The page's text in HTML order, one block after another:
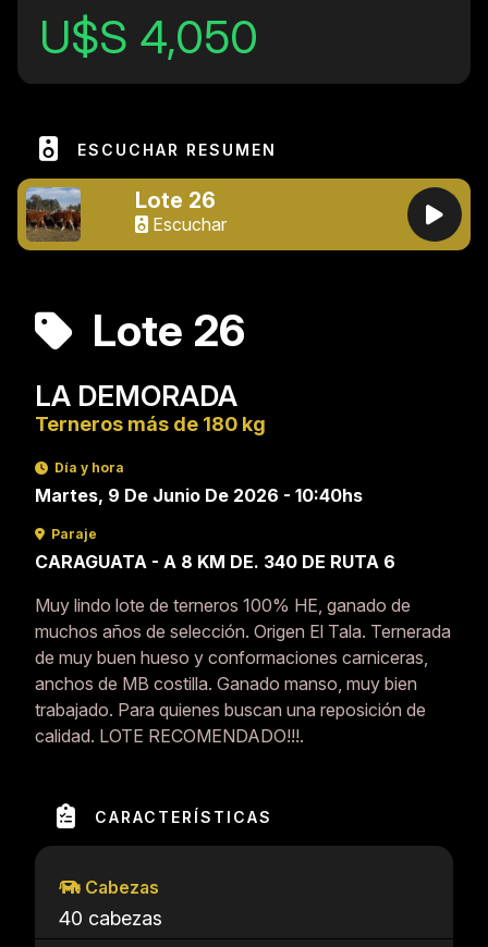
U$S 4,050
ESCUCHAR RESUMEN
Lote 26
Escuchar
Lote 26
LA DEMORADA
Terneros más de 180 kg
Día y hora
Martes, 9 De Junio De 2026 - 10:40hs
Paraje
CARAGUATA - A 8 KM DE. 340 DE RUTA 6
Muy lindo lote de terneros 100% HE, ganado de
muchos años de selección. Origen El Tala. Ternerada
de muy buen hueso y conformaciones carniceras,
anchos de MB costilla. Ganado manso, muy bien
trabajado. Para quienes buscan una reposición de
calidad. LOTE RECOMENDADO!!!.
CARACTERÍSTICAS
Cabezas
40 cabezas